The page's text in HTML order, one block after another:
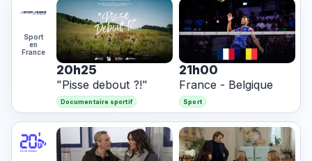
Sport
en
France
20h25
"Pisse debout ?!"
Documentaire sportif
21h00
France - Belgique
Sport